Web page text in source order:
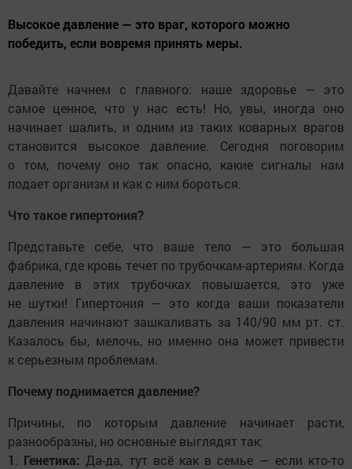
Высокое давление — это враг, которого можно
победить, если вовремя принять меры.
Давайте начнем с главного: наше здоровье — это
самое ценное, что у нас есть! Но, увы, иногда оно
начинает шалить, и одним из таких коварных врагов
становится высокое давление. Сегодня поговорим
о том, почему оно так опасно, какие сигналы нам
подает организм и как с ним бороться.
Что такое гипертония?
Представьте себе, что ваше тело — это большая
фабрика, где кровь течет по трубочкам-артериям. Когда
давление в этих трубочках повышается, это уже
не шутки! Гипертония — это когда ваши показатели
давления начинают зашкаливать за 140/90 мм рт. ст.
Казалось бы, мелочь, но именно она может привести
к серьезным проблемам.
Почему поднимается давление?
Причины, по которым давление начинает расти,
разнообразны, но основные выглядят так:
1. Генетика: Да-да, тут всё как в семье — если кто-то